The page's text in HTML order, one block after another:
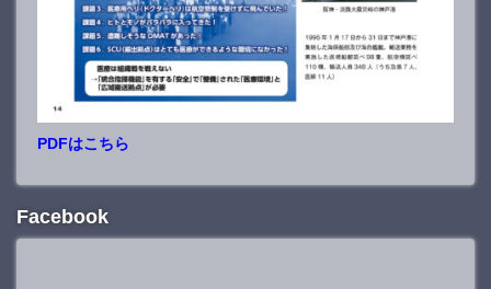
PDFはこちら
Facebook